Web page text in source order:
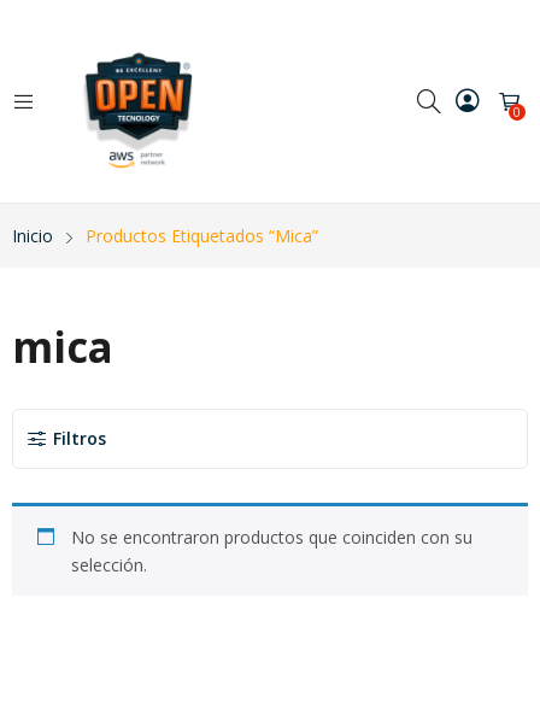
0
Inicio Productos Etiquetados “mica”
mica
Filtros
No se encontraron productos que coinciden con su
selección.